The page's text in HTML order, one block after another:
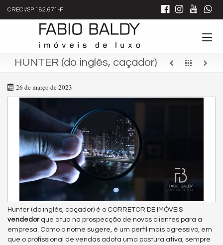
CRECI/SP 182.671-F
HUNTER (do inglês, caçador)
26 de março de 2023
Hunter (do inglês, caçador) é o CORRETOR DE IMÓVEIS
vendedorque atua na prospecção de novos clientes para a
empresa. Como o nome sugere, é um perfil mais agressivo, em
que o profissional de vendas adota uma postura ativa, sempre